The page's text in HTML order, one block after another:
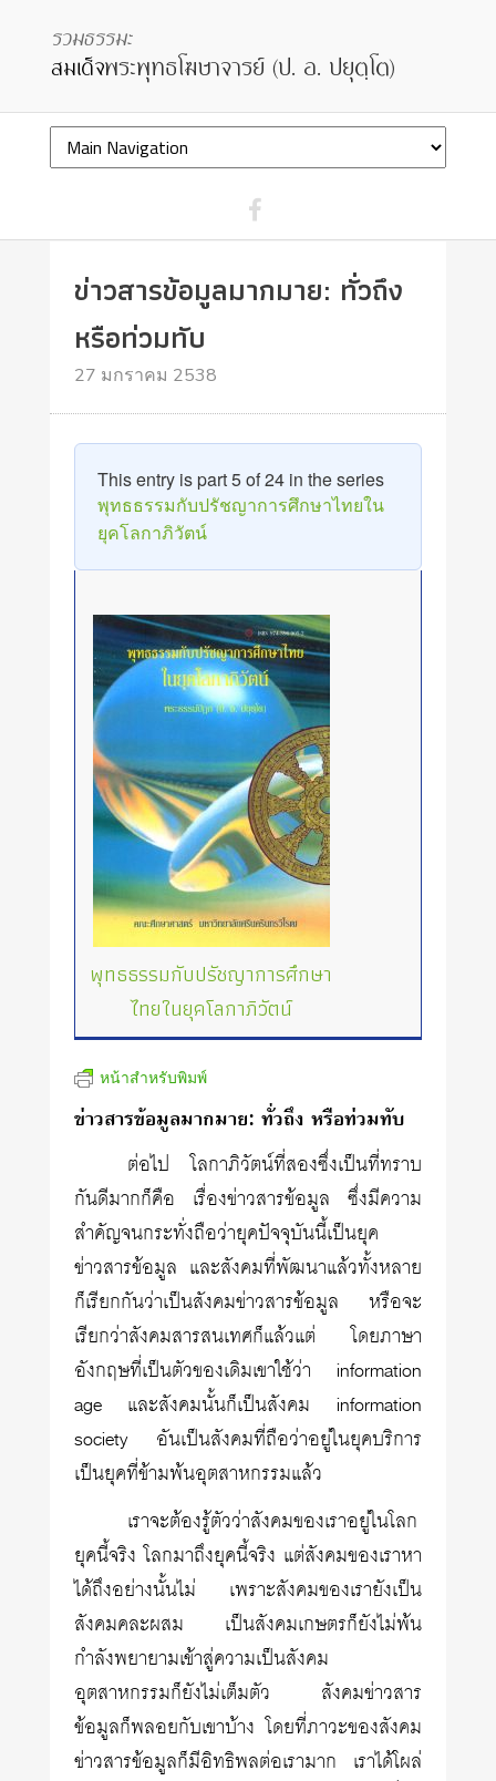
ข่าวสารข้อมูลมากมาย: ทั่วถึง
หรือท่วมทับ
27 มกราคม 2538
This entry is part 5 of 24 in the series
พุทธธรรมกับปรัชญาการศึกษาไทยใน
ยุคโลกาภิวัตน์
พุทธธรรมกับปรัชญาการศึกษา
ไทยในยุคโลกาภิวัตน์
หน้าสำหรับพิมพ์
ข่าวสารข้อมูลมากมาย: ทั่วถึง หรือท่วมทับ
ต่อไป โลกาภิวัตน์ที่สองซึ่งเป็นที่ทราบ
กันดีมากก็คือ เรื่องข่าวสารข้อมูล ซึ่งมีความ
สำคัญจนกระทั่งถือว่ายุคปัจจุบันนี้เป็นยุค
ข่าวสารข้อมูล และสังคมที่พัฒนาแล้วทั้งหลาย
ก็เรียกกันว่าเป็นสังคมข่าวสารข้อมูล หรือจะ
เรียกว่าสังคมสารสนเทศก็แล้วแต่ โดยภาษา
อังกฤษที่เป็นตัวของเดิมเขาใช้ว่า information
age และสังคมนั้นก็เป็นสังคม information
society อันเป็นสังคมที่ถือว่าอยู่ในยุคบริการ
เป็นยุคที่ข้ามพ้นอุตสาหกรรมแล้ว
เราจะต้องรู้ตัวว่าสังคมของเราอยู่ในโลก
ยุคนี้จริง โลกมาถึงยุคนี้จริง แต่สังคมของเราหา
ได้ถึงอย่างนั้นไม่ เพราะสังคมของเรายังเป็น
สังคมคละผสม เป็นสังคมเกษตรก็ยังไม่พ้น
กำลังพยายามเข้าสู่ความเป็นสังคม
อุตสาหกรรมก็ยังไม่เต็มตัว สังคมข่าวสาร
ข้อมูลก็พลอยกับเขาบ้าง โดยที่ภาวะของสังคม
ข่าวสารข้อมูลก็มีอิทธิพลต่อเรามาก เราได้โผล่